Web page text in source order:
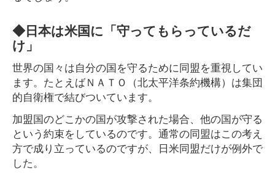
◆日本は米国に「守ってもらっているだ
け」
世界の国々は自分の国を守るために同盟を重視してい
ます。たとえばＮＡＴＯ（北太平洋条約機構）は集団
的自衛権で結びついています。
加盟国のどこかの国が攻撃された場合、他の国が守る
という約束をしているのです。通常の同盟はこの考え
方で成り立っているのですが、日米同盟だけが例外で
した。